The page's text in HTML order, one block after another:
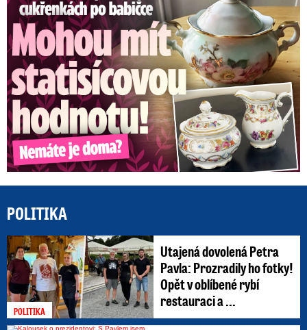
POLITIKA
POLITIKA
Utajená dovolená Petra
Pavla: Prozradily ho fotky!
Opět v oblíbené rybí
restauraci a ...